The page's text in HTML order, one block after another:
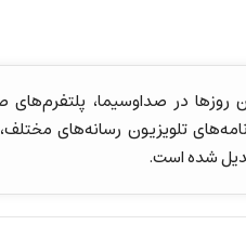
روزها در صداوسیما، پلتفرم‌های
تلویزیون رسانه‌های
شده است.